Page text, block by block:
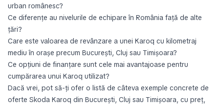
urban românesc?
Ce diferențe au nivelurile de echipare în România față de alte
țări?
Care este valoarea de revânzare a unei Karoq cu kilometraj
mediu în orașe precum București, Cluj sau Timișoara?
Ce opțiuni de finanțare sunt cele mai avantajoase pentru
cumpărarea unui Karoq utilizat?
Dacă vrei, pot să-ți ofer o listă de câteva exemple concrete de
oferte Skoda Karoq din București, Cluj sau Timișoara, cu preț,